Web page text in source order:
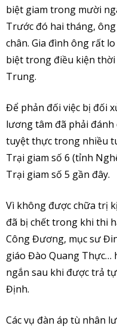
biệt giam trong mười
Trước đó hai tháng,
chân. Gia đình ông rất
biệt trong điều kiện
Trung.
Để phản đối việc bị đối
lương tâm đã phải
tuyệt thực trong nhiều
Trại giam số 6 (tỉnh
Trại giam số 5 gần đây.
Vì không được chữa trị
đã bị chết trong khi thi
Công Đương, mục sư
giáo Đào Quang Thực…
ngắn sau khi được trả
Định.
Các vụ đàn áp tù nhân